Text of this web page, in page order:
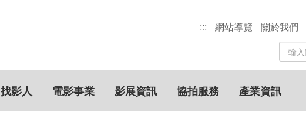
::: 網站導覽 關於我們
站
內
搜
尋
關
鍵
找影人 電影事業 影展資訊 協拍服務 產業資訊